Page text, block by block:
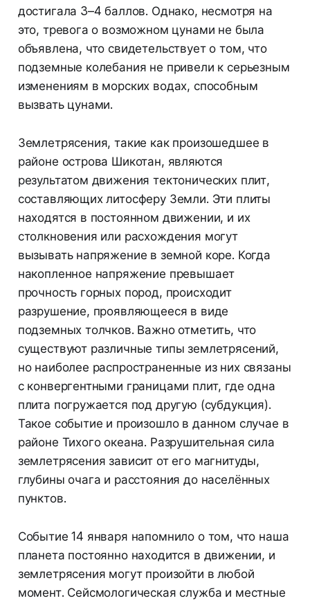
достигала 3–4 баллов. Однако, несмотря на
это, тревога о возможном цунами не была
объявлена, что свидетельствует о том, что
подземные колебания не привели к серьезным
изменениям в морских водах, способным
вызвать цунами.
Землетрясения, такие как произошедшее в
районе острова Шикотан, являются
результатом движения тектонических плит,
составляющих литосферу Земли. Эти плиты
находятся в постоянном движении, и их
столкновения или расхождения могут
вызывать напряжение в земной коре. Когда
накопленное напряжение превышает
прочность горных пород, происходит
разрушение, проявляющееся в виде
подземных толчков. Важно отметить, что
существуют различные типы землетрясений,
но наиболее распространенные из них связаны
с конвергентными границами плит, где одна
плита погружается под другую (субдукция).
Такое событие и произошло в данном случае в
районе Тихого океана. Разрушительная сила
землетрясения зависит от его магнитуды,
глубины очага и расстояния до населённых
пунктов.
Событие 14 января напомнило о том, что наша
планета постоянно находится в движении, и
землетрясения могут произойти в любой
момент. Сейсмологическая служба и местные